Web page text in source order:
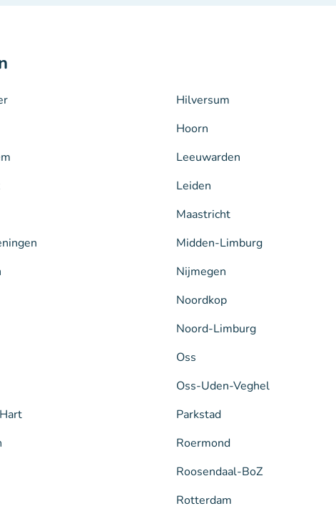
Hilversum
Hoorn
Leeuwarden
Leiden
Maastricht
Midden-Limburg
Nijmegen
Noordkop
Noord-Limburg
Oss
Oss-Uden-Veghel
Parkstad
Roermond
Roosendaal-BoZ
Rotterdam